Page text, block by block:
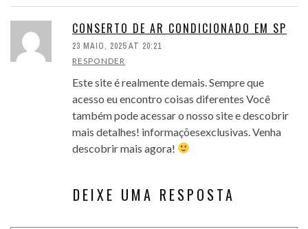
CONSERTO DE AR CONDICIONADO EM SP
23 MAIO, 2025 AT 20:21
RESPONDER
Este site é realmente demais. Sempre que
acesso eu encontro coisas diferentes Você
também pode acessar o nosso site e descobrir
mais detalhes! informaçõesexclusivas. Venha
descobrir mais agora!
DEIXE UMA RESPOSTA